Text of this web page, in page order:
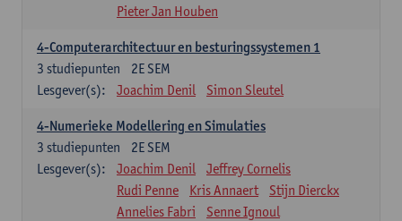
Pieter Jan Houben
4-Computerarchitectuur en besturingssystemen 1
2E SEM
3 studiepunten
Lesgever(s):
Joachim Denil Simon Sleutel
4-Numerieke Modellering en Simulaties
2E SEM
3 studiepunten
Lesgever(s):
Joachim Denil
Jeffrey Cornelis
Rudi Penne
Kris Annaert
Stijn Dierckx
Annelies Fabri
Senne Ignoul